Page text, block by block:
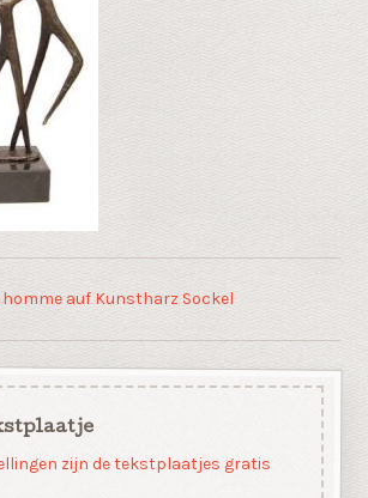
auf Kunstharz Sockel
zijn de tekstplaatjes gratis